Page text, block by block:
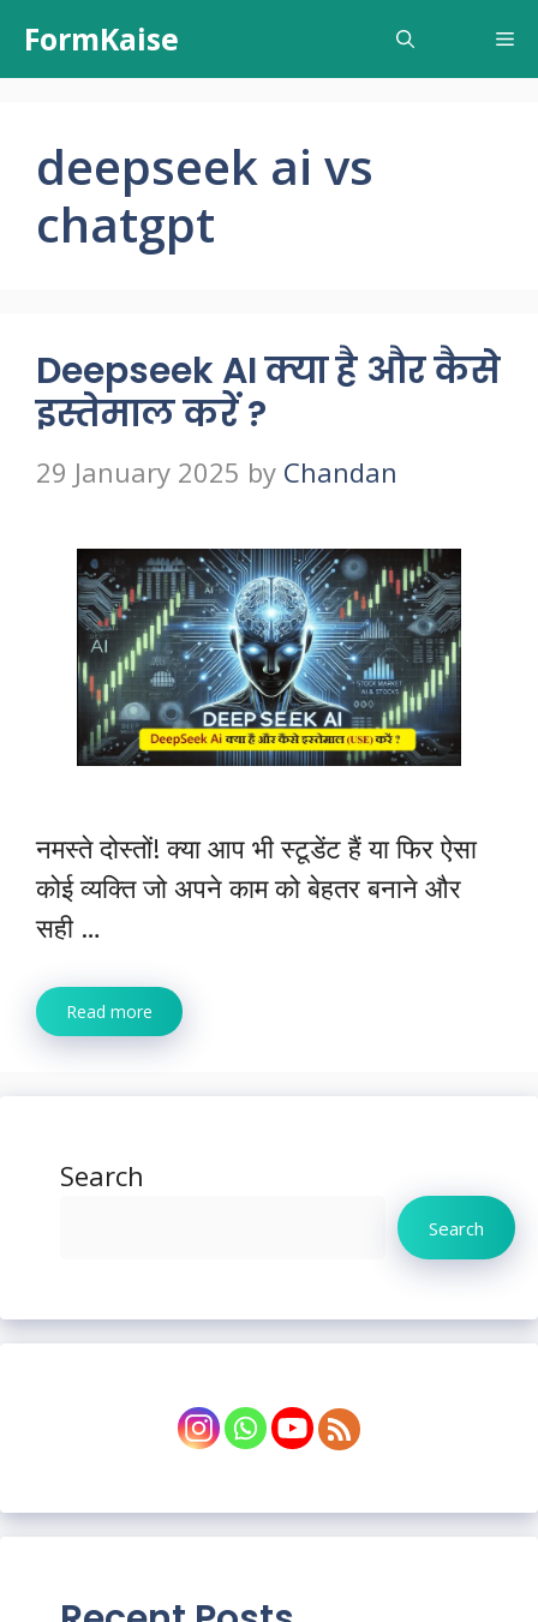
FormKaise
deepseek ai vs
chatgpt
Deepseek AI क्या है और कैसे
इस्तेमाल करें ?
29 January 2025 by Chandan
नमस्ते दोस्तों! क्या आप भी स्टूडेंट हैं या फिर ऐसा
कोई व्यक्ति जो अपने काम को बेहतर बनाने और
सही …
Read more
Search
Search